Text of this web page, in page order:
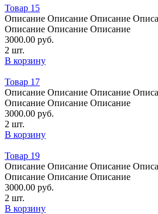
Товар 15
Oписание Oписание Oписание
Oписание Oписание Oписание
3000.00 руб.
2 шт.
В корзину
Товар 17
Oписание Oписание Oписание
Oписание Oписание Oписание
3000.00 руб.
2 шт.
В корзину
Товар 19
Oписание Oписание Oписание
Oписание Oписание Oписание
3000.00 руб.
2 шт.
В корзину